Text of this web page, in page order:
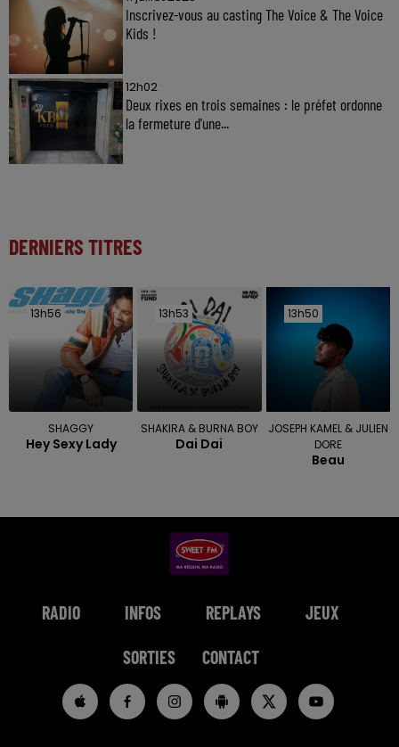
Inscrivez-vous au casting The Voice & The Voice
Kids !
12h02
Deux rixes en trois semaines : le préfet ordonne
la fermeture d'une...
DERNIERS TITRES
13h56
13h56
SHAGGY
Hey Sexy Lady
13h53
13h53
SHAKIRA & BURNA BOY
Dai Dai
13h50
13h50
JOSEPH KAMEL & JULIEN
DORE
Beau
RADIO INFOS REPLAYS JEUX
SORTIES CONTACT